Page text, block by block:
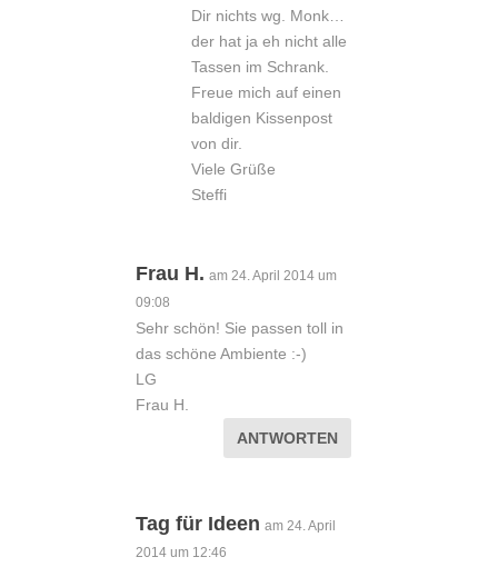
Dir nichts wg. Monk…
der hat ja eh nicht alle
Tassen im Schrank.
Freue mich auf einen
baldigen Kissenpost
von dir.
Viele Grüße
Steffi
Frau H. am 24. April 2014 um
09:08
Sehr schön! Sie passen toll in
das schöne Ambiente :-)
LG
Frau H.
ANTWORTEN
Tag für Ideen am 24. April
2014 um 12:46